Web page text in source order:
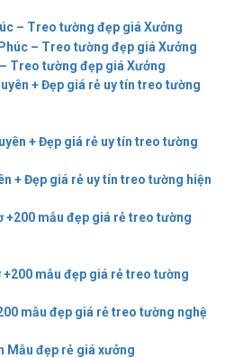
– Treo tường đẹp giá Xưởng
Treo tường đẹp giá Xưởng
+ Đẹp giá rẻ uy tín treo tường
+ Đẹp giá rẻ uy tín treo tường hiện
+200 mẫu đẹp giá rẻ treo tường
mẫu đẹp giá rẻ treo tường nghệ
Mẫu đẹp rẻ giá xưởng